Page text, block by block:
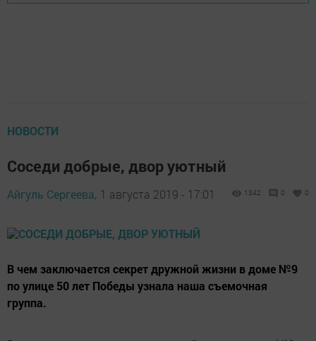
НОВОСТИ
Соседи добрые, двор уютный
Айгуль Сергеева, 1 августа 2019 - 17:01 1342 0 0
В чем заключается секрет дружной жизни в доме №9
по улице 50 лет Победы узнала наша съемочная
группа.